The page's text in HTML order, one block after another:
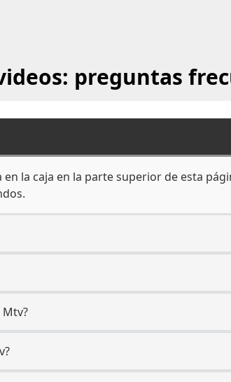
preguntas
la caja en la parte superior de esta